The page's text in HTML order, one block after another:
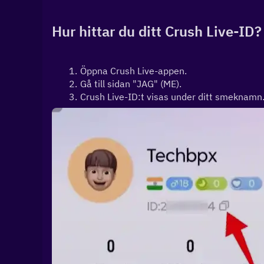
Hur hittar du ditt Crush Live-ID?
Öppna Crush Live-appen.
Gå till sidan "JAG" (ME).
Crush Live-ID:t visas under ditt smeknamn.